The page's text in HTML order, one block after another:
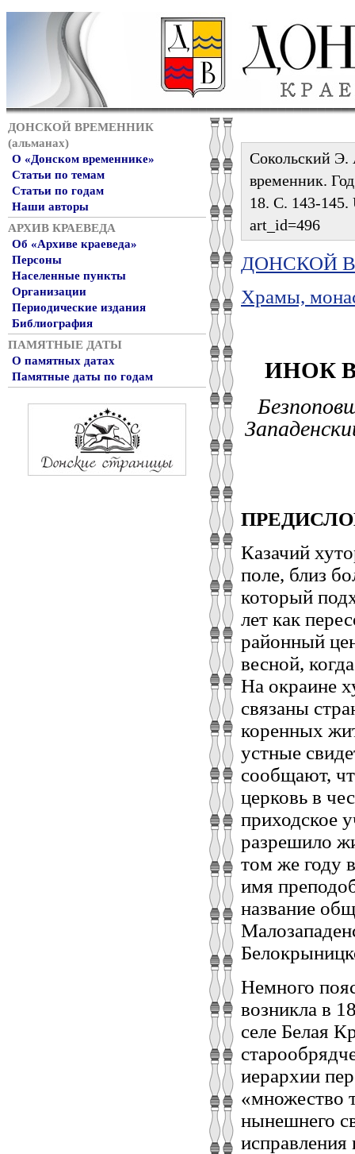
ДОНСКОЙ ВРЕМЕННИК
(альманах)
О «Донском временнике»
Статьи по темам
Статьи по годам
Наши авторы
АРХИВ КРАЕВЕДА
Об «Архиве краеведа»
Персоны
Населенные пункты
Организации
Периодические издания
Библиография
ПАМЯТНЫЕ ДАТЫ
О памятных датах
Памятные даты по годам
Сокольский Э.
временник.
18. С. 143-
art_id=496
ДОНСКОЙ
Храмы,
ИНОК
Казачий
поле, близ
который
лет как
районный
весной,
На окраине
связаны
коренных
устные
сообщают,
церковь в
приходское
разрешило
том же году
имя
название
Немного
возникла в
селе Белая
иерархии
«множество
нынешнего
исправления